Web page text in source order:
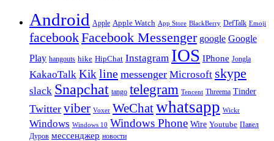
Android Apple Apple Watch App Store BlackBerry DefTalk Emoji
facebookFacebook Messenger google Google
Play hangouts hike HipChat Instagram IOS IPhone Jongla
KakaoTalk Kik line messenger Microsoft skype
slack Snapchat tango telegram Tencent Threema Tinder
Twitter viber Voxer WeChatwhatsapp Wickr
Windows Windows 10 Windows Phone Wire Youtube Павел
Дуров мессенджер новости